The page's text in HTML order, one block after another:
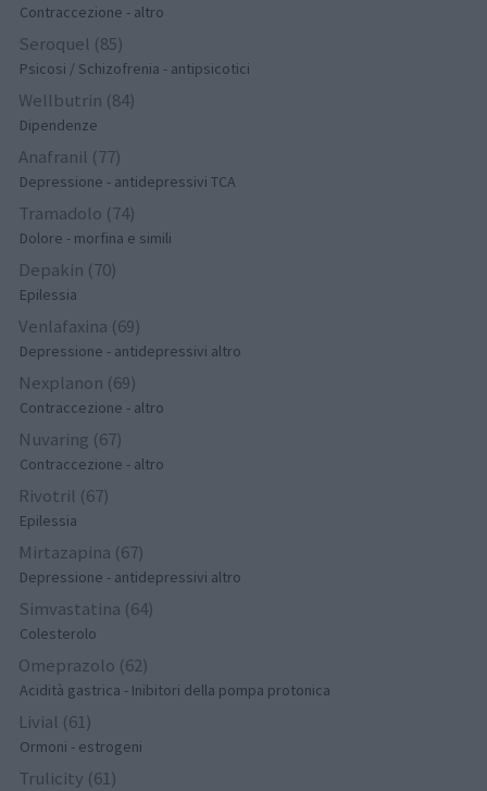
Contraccezione - altro
Seroquel (85)
Psicosi / Schizofrenia - antipsicotici
Wellbutrin (84)
Dipendenze
Anafranil (77)
Depressione - antidepressivi TCA
Tramadolo (74)
Dolore - morfina e simili
Depakin (70)
Epilessia
Venlafaxina (69)
Depressione - antidepressivi altro
Nexplanon (69)
Contraccezione - altro
Nuvaring (67)
Contraccezione - altro
Rivotril (67)
Epilessia
Mirtazapina (67)
Depressione - antidepressivi altro
Simvastatina (64)
Colesterolo
Omeprazolo (62)
Acidità gastrica - Inibitori della pompa protonica
Livial (61)
Ormoni - estrogeni
Trulicity (61)